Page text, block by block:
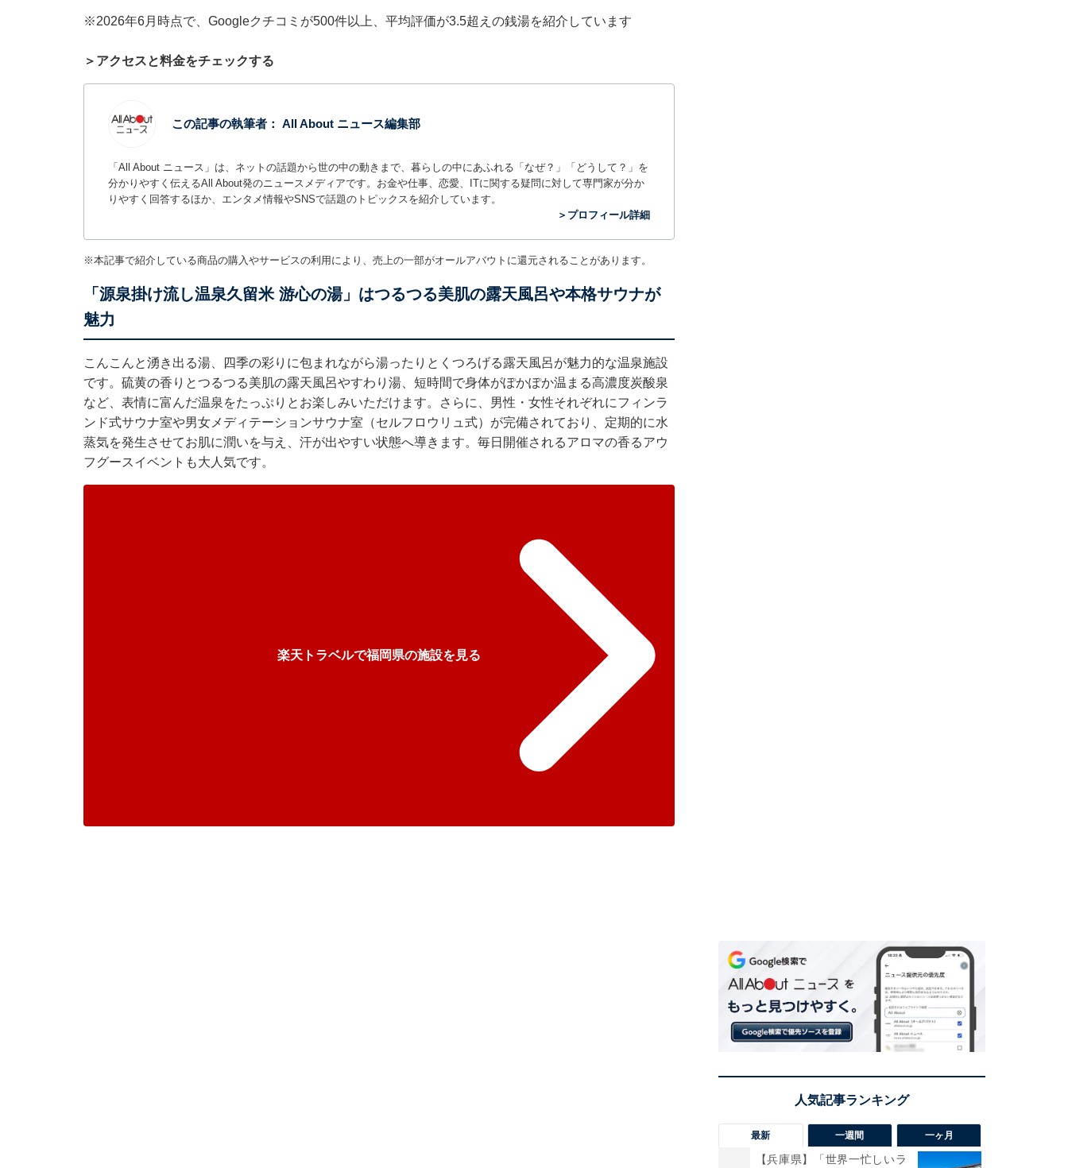
※2026年6月時点で、Googleクチコミが500件以上、平均評価が3.5超えの銭湯を紹介しています
＞アクセスと料金をチェックする
この記事の執筆者： All About ニュース編集部
「All About ニュース」は、ネットの話題から世の中の動きまで、暮らしの中にあふれる「なぜ？」「どうして？」を
分かりやすく伝えるAll About発のニュースメディアです。お金や仕事、恋愛、ITに関する疑問に対して専門家が分か
りやすく回答するほか、エンタメ情報やSNSで話題のトピックスを紹介しています。
＞プロフィール詳細
※本記事で紹介している商品の購入やサービスの利用により、売上の一部がオールアバウトに還元されることがあります。
「源泉掛け流し温泉久留米 游心の湯」はつるつる美肌の露天風呂や本格サウナが
魅力
こんこんと湧き出る湯、四季の彩りに包まれながら湯ったりとくつろげる露天風呂が魅力的な温泉施設
です。硫黄の香りとつるつる美肌の露天風呂やすわり湯、短時間で身体がぽかぽか温まる高濃度炭酸泉
など、表情に富んだ温泉をたっぷりとお楽しみいただけます。さらに、男性・女性それぞれにフィンラ
ンド式サウナ室や男女メディテーションサウナ室（セルフロウリュ式）が完備されており、定期的に水
蒸気を発生させてお肌に潤いを与え、汗が出やすい状態へ導きます。毎日開催されるアロマの香るアウ
フグースイベントも大人気です。
楽天トラベルで福岡県の施設を見る
最新 一週間 一ヶ月
【兵庫県】「世界一忙しいラ